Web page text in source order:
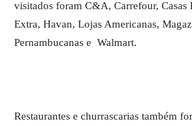
visitados foram C&A, Carrefour, Casas
Extra, Havan, Lojas Americanas,
Pernambucanas e Walmart.
Restaurantes e churrascarias também